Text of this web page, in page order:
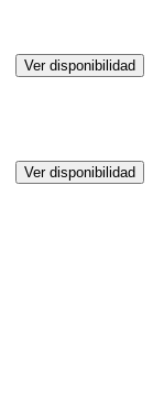
Ver disponibilidad
Ver disponibilidad